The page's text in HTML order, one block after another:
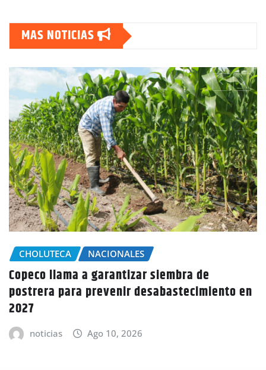
MAS NOTICIAS
NACIONALES
a garantizar siembra de
para prevenir desabastecimiento en
Ago 10, 2026